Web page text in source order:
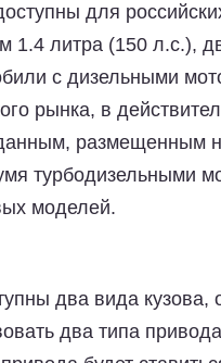
для
1.4 литра (150 л.с.),
с дизельными
рынка, в
размещенным
турбодизельными
моделей.
два вида кузова,
два типа